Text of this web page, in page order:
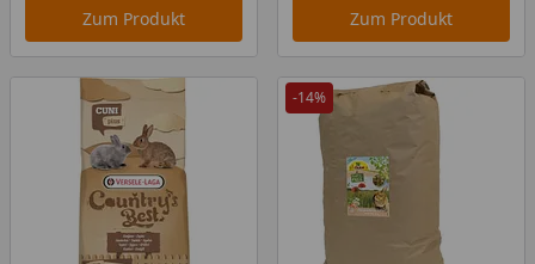
Zum Produkt Zum Produkt
-14%